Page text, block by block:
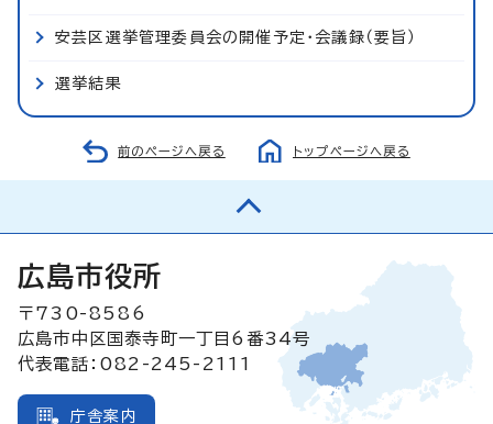
安芸区選挙管理委員会の開催予定・会議録（要旨）
選挙結果
前のページへ戻る トップページへ戻る
広島市役所
〒730-8586
広島市中区国泰寺町一丁目6番34号
代表電話：082-245-2111
庁舎案内